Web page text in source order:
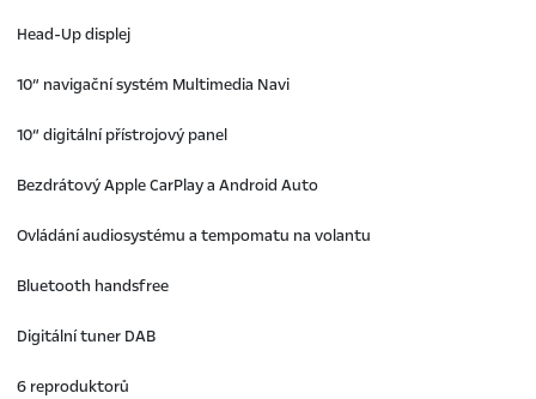
Head-Up displej
10“ navigační systém Multimedia Navi
10“ digitální přístrojový panel
Bezdrátový Apple CarPlay a Android Auto
Ovládání audiosystému a tempomatu na volantu
Bluetooth handsfree
Digitální tuner DAB
6 reproduktorů